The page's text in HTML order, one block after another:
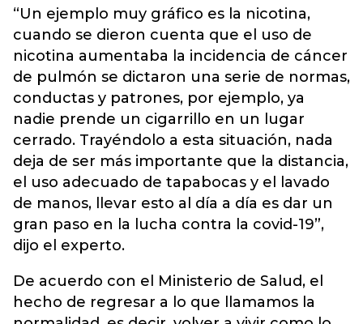
“Un ejemplo muy gráfico es la nicotina,
cuando se dieron cuenta que el uso de
nicotina aumentaba la incidencia de cáncer
de pulmón se dictaron una serie de normas,
conductas y patrones, por ejemplo, ya
nadie prende un cigarrillo en un lugar
cerrado. Trayéndolo a esta situación, nada
deja de ser más importante que la distancia,
el uso adecuado de tapabocas y el lavado
de manos, llevar esto al día a día es dar un
gran paso en la lucha contra la covid-19”,
dijo el experto.
De acuerdo con el Ministerio de Salud, el
hecho de regresar a lo que llamamos la